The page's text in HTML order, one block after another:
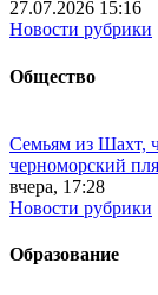
27.07.2026 15:16
Новости рубрики
Общество
Семьям из Шахт,
черноморский
вчера, 17:28
Новости рубрики
Образование